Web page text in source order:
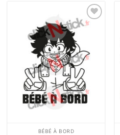
Ajouter
BÉBÉ À BORD